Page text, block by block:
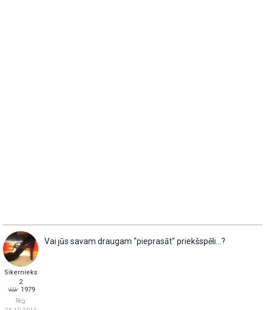
Sikernieks
2
1979
Reģ:
Vai jūs savam draugam "pieprasāt" priekšspēli...?